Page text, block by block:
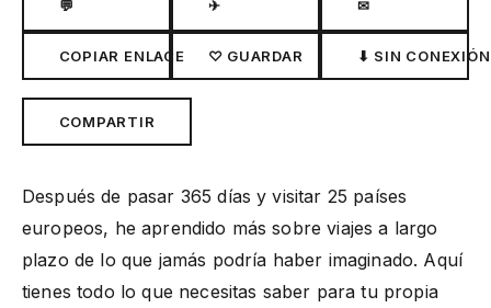
💬 ✈ ✉
COPIAR ENLACE ♡ GUARDAR ⬇ SIN CONEXIÓN
COMPARTIR
Después de pasar 365 días y visitar 25 países
europeos, he aprendido más sobre viajes a largo
plazo de lo que jamás podría haber imaginado. Aquí
tienes todo lo que necesitas saber para tu propia